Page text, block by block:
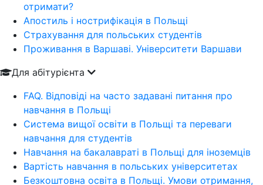
отримати?
Апостиль і нострифікація в Польщі
Страхування для польських студентів
Проживання в Варшаві. Університети Варшави
Для абітурієнта
FAQ. Відповіді на часто задавані питання про
навчання в Польщі
Система вищої освіти в Польщі та переваги
навчання для студентів
Навчання на бакалавраті в Польщі для іноземців
Вартість навчання в польських університетах
Безкоштовна освіта в Польщі. Умови отримання,